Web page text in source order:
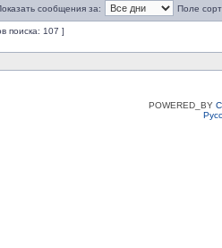
сообщения за: Поле
поиска: 107 ]
POWERED_BY